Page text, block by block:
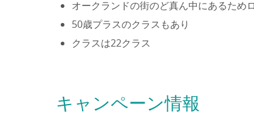
オークランドの街のど真ん中にあるため
50歳プラスのクラスもあり
クラスは22クラス
キャンペーン情報